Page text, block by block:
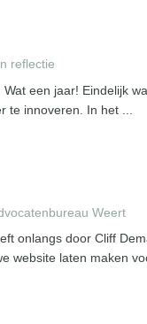
reflectie
een jaar! Eindelijk
te innoveren. In het ...
Weert
onlangs door Cliff
website laten maken
die Cliff
Alle